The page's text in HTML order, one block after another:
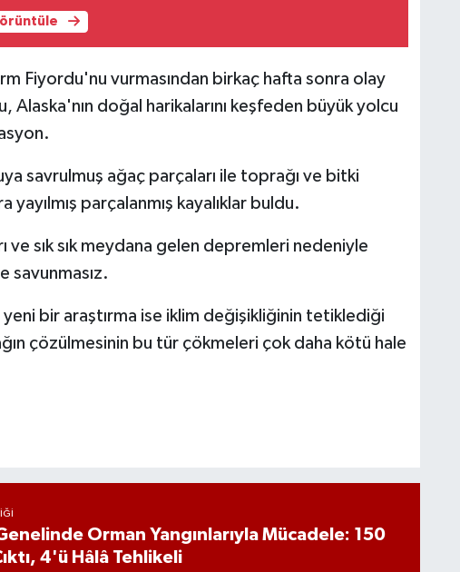
Fiyordu'nu vurmasından birkaç hafta sonra olay
Alaska'nın doğal harikalarını keşfeden büyük yolcu
savrulmuş ağaç parçaları ile toprağı ve bitki
yayılmış parçalanmış kayalıklar buldu.
ve sık sık meydana gelen depremleri nedeniyle
savunmasız.
bir araştırma ise iklim değişikliğinin tetiklediği
çözülmesinin bu tür çökmeleri çok daha kötü hale
Orman Yangınlarıyla Mücadele: 150
4'ü Hâlâ Tehlikeli